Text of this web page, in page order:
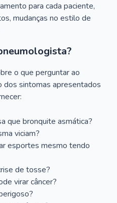
para cada paciente,
mudanças no estilo de
o que perguntar ao
sintomas apresentados
que bronquite asmática?
viciam?
esportes mesmo tendo
de tosse?
virar câncer?